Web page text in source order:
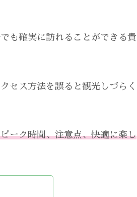
も確実に訪れることができる貴
セス方法を誤ると観光しづらく
ーク時間、注意点、快適に楽し